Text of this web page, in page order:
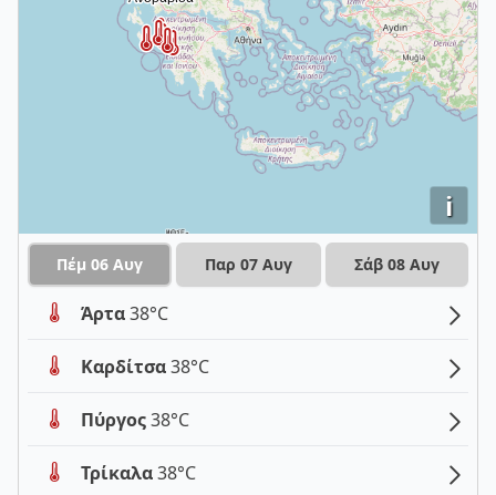
i
Πέμ 06 Αυγ Παρ 07 Αυγ Σάβ 08 Αυγ
Άρτα38°C
Καρδίτσα38°C
Πύργος38°C
Τρίκαλα38°C